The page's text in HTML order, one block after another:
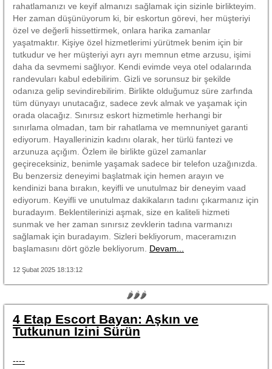
rahatlamanızı ve keyif almanızı sağlamak için sizinle birlikteyim.
Her zaman düşünüyorum ki, bir eskortun görevi, her müşteriyi
özel ve değerli hissettirmek, onlara harika zamanlar
yaşatmaktır. Kişiye özel hizmetlerimi yürütmek benim için bir
tutkudur ve her müşteriyi ayrı ayrı memnun etme arzusu, işimi
daha da sevmemi sağlıyor. Kendi evimde veya otel odalarında
randevuları kabul edebilirim. Gizli ve sorunsuz bir şekilde
odanıza gelip sevindirebilirim. Birlikte olduğumuz süre zarfında
tüm dünyayı unutacağız, sadece zevk almak ve yaşamak için
orada olacağız. Sınırsız eskort hizmetimle herhangi bir
sınırlama olmadan, tam bir rahatlama ve memnuniyet garanti
ediyorum. Hayallerinizin kadını olarak, her türlü fantezi ve
arzunuza açığım. Özlem ile birlikte güzel zamanlar
geçireceksiniz, benimle yaşamak sadece bir telefon uzağınızda.
Bu benzersiz deneyimi başlatmak için hemen arayın ve
kendinizi bana bırakın, keyifli ve unutulmaz bir deneyim vaad
ediyorum. Keyifli ve unutulmaz dakikaların tadını çıkarmanız için
buradayım. Beklentilerinizi aşmak, size en kaliteli hizmeti
sunmak ve her zaman sınırsız zevklerin tadına varmanızı
sağlamak için buradayım. Sizleri bekliyorum, maceramızın
başlamasını dört gözle bekliyorum. Devam...
12 Şubat 2025 18:13:12
🌶🌶🌶
4 Etap Escort Bayan: Aşkın ve
Tutkunun İzini Sürün
----